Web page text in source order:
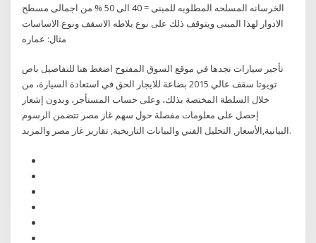
الخرسانه المسلحه المطلوبه للمبنى = 40 الى 50 % من اجمالى مسطح
الادوار لهذا المبنى ويتوقف ذلك على نوع بلاطه الاسقف ونوع الاساسات
مثال: عماره
تأجير سيارات تجدها في موقع السوق المفتوح اضغط هنا للتفاصيل باص
تويوتا سقف عالي 2015 بضاعة للايجار الحق في استعادة السيارة، من
خلال السلطة المختصة بذلك، وعلى حساب المستأجر، وبدون إشعار
إحصل على معلومات مفصلة حول سهم غاز مصر تتضمن الرسوم
البيانية,الأسعار, التحليل الفني والبيانات التاريخية, تقارير غاز مصر والمزيد.